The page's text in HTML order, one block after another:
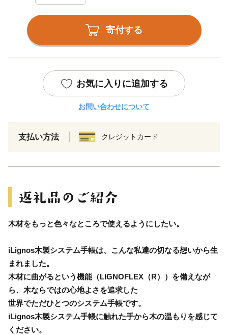
寄付する
お気に入りに追加する
お問い合わせについて
支払い方法 クレジットカード
木材をもっと色々なところで使えるようにしたい。
iLignos木製システム手帳は、こんな私達の切なる想いから生
まれました。
木材に曲がるという機能（LIGNOFLEX（R））を備えなが
ら、木ならではの心地よさを追求した
世界でただひとつのシステム手帳です。
iLignos木製システム手帳に触れた手から木の温もりを感じて
ください。